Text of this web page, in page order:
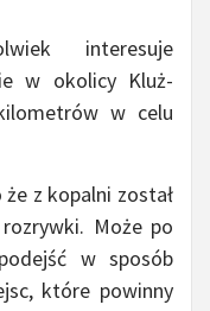
interesuje
w okolicy Kluż-
w celu
z kopalni został
Może po
w sposób
które powinny